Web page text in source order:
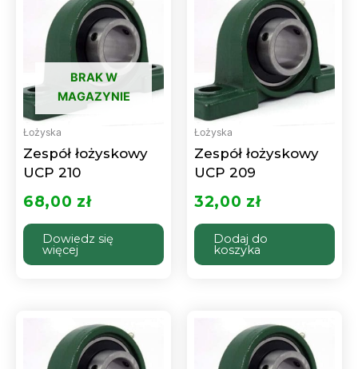
BRAK W
MAGAZYNIE
Łożyska
Zespół łożyskowy
UCP 210
68,00 zł
Dowiedz się
więcej
Łożyska
Zespół łożyskowy
UCP 209
32,00 zł
Dodaj do
koszyka